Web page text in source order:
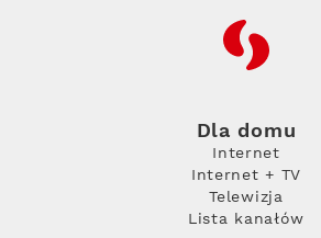
RFC
Dla domu
Internet
Internet + TV
Telewizja
Lista kanałów